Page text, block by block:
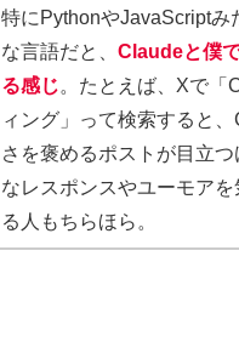
特にPythonやJavaScriptみ
な言語だと、Claudeと僕
る感じ。たとえば、Xで「
ィング」って検索すると
さを褒めるポストが目立
なレスポンスやユーモア
る人もちらほら。